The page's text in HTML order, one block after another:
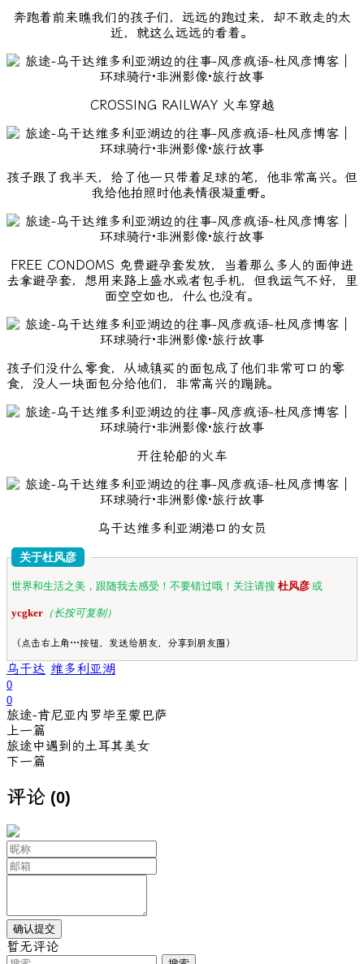
奔跑着前来瞧我们的孩子们，远远的跑过来，却不敢走的太
近，就这么远远的看着。
CROSSING RAILWAY 火车穿越
孩子跟了我半天，给了他一只带着足球的笔，他非常高兴。但
我给他拍照时他表情很凝重嘢。
FREE CONDOMS 免费避孕套发放，当着那么多人的面伸进
去拿避孕套，想用来路上盛水或者包手机，但我运气不好，里
面空空如也，什么也没有。
孩子们没什么零食，从城镇买的面包成了他们非常可口的零
食，没人一块面包分给他们，非常高兴的蹦跳。
开往轮船的火车
乌干达维多利亚湖港口的女员
关于杜风彦
世界和生活之美，跟随我去感受！不要错过哦！关注请搜 杜风彦 或
ycgker （长按可复制）
（点击右上角···按钮，发送给朋友，分享到朋友圈）
乌干达 维多利亚湖
0
0
旅途-肯尼亚内罗毕至蒙巴萨
上一篇
旅途中遇到的土耳其美女
下一篇
评论 (0)
暂无评论